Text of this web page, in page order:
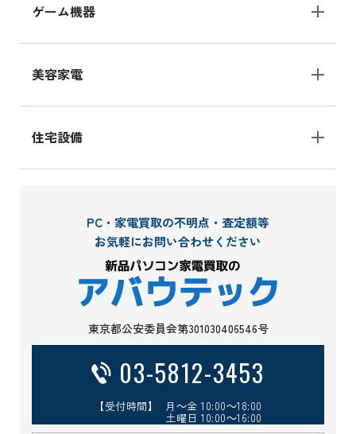
ゲーム機器
美容家電
住宅設備
PC・家電買取の不明点・査定額等
お気軽にお問い合わせください
東京都公安委員会第301030406546号
03-5812-3453
【受付時間】 月～金 10:00～18:00
土曜日 10:00～16:00